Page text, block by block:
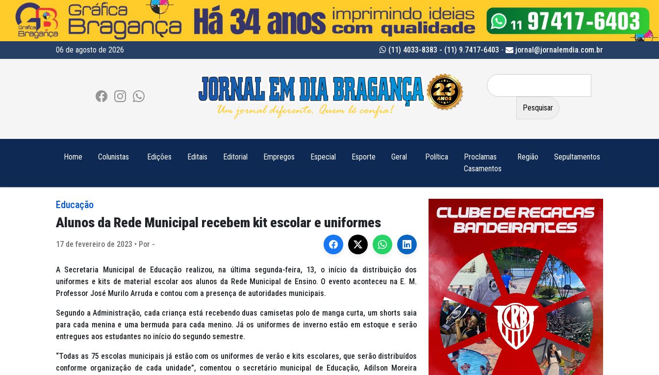
06 de agosto de 2026 (11) 4033-8383 - (11) 9.7417-6403 - jornal@jornalemdia.com.br
Pesquisar
por:
Home Colunistas Edições Editais Editorial Empregos Especial Esporte Geral Política
Proclamas
Casamentos
Região Sepultamentos
Educação
Alunos da Rede Municipal recebem kit escolar e uniformes
17 de fevereiro de 2023 • Por -
A Secretaria Municipal de Educação realizou, na última segunda-feira, 13, o início da distribuição dos
uniformes e kits de material escolar aos alunos da Rede Municipal de Ensino. O evento aconteceu na E. M.
Professor José Murilo Arruda e contou com a presença de autoridades municipais.
Segundo a Administração, cada criança está recebendo duas camisetas polo de manga curta, um shorts saia
para cada menina e uma bermuda para cada menino. Já os uniformes de inverno estão em estoque e serão
entregues aos estudantes no início do segundo semestre.
“Todas as 75 escolas municipais já estão com os uniformes de verão e kits escolares, que serão distribuídos
conforme organização de cada unidade”, comentou o secretário municipal de Educação, Adilson Moreira